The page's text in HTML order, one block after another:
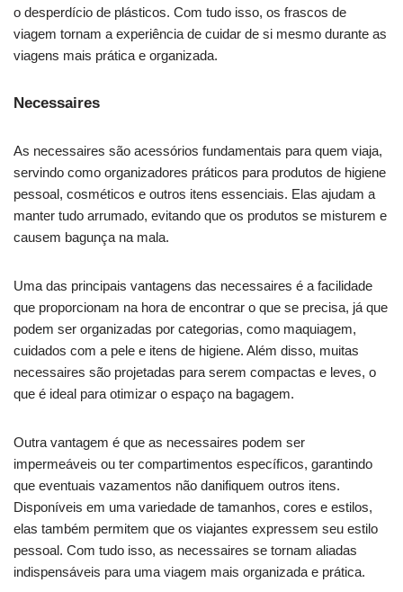
o desperdício de plásticos. Com tudo isso, os frascos de
viagem tornam a experiência de cuidar de si mesmo durante as
viagens mais prática e organizada.
Necessaires
As necessaires são acessórios fundamentais para quem viaja,
servindo como organizadores práticos para produtos de higiene
pessoal, cosméticos e outros itens essenciais. Elas ajudam a
manter tudo arrumado, evitando que os produtos se misturem e
causem bagunça na mala.
Uma das principais vantagens das necessaires é a facilidade
que proporcionam na hora de encontrar o que se precisa, já que
podem ser organizadas por categorias, como maquiagem,
cuidados com a pele e itens de higiene. Além disso, muitas
necessaires são projetadas para serem compactas e leves, o
que é ideal para otimizar o espaço na bagagem.
Outra vantagem é que as necessaires podem ser
impermeáveis ou ter compartimentos específicos, garantindo
que eventuais vazamentos não danifiquem outros itens.
Disponíveis em uma variedade de tamanhos, cores e estilos,
elas também permitem que os viajantes expressem seu estilo
pessoal. Com tudo isso, as necessaires se tornam aliadas
indispensáveis para uma viagem mais organizada e prática.